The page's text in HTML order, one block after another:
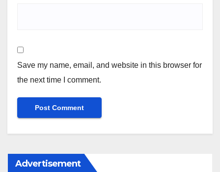
Save my name, email, and website in this browser for
the next time I comment.
Advertisement